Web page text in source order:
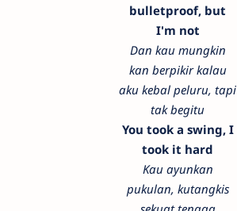
bulletproof, but
I'm not
Dan kau mungkin
kan berpikir kalau
aku kebal peluru, tapi
tak begitu
You took a swing, I
took it hard
Kau ayunkan
pukulan, kutangkis